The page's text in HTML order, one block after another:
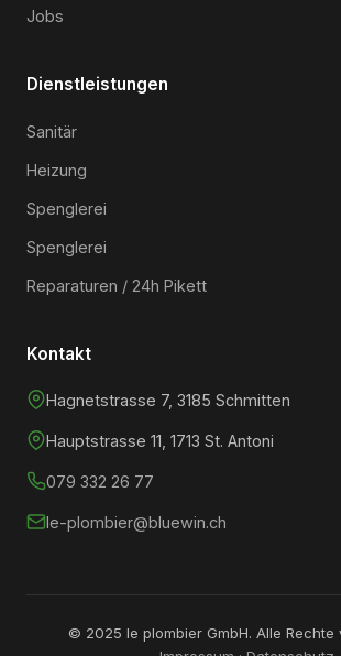
Jobs
Dienstleistungen
Sanitär
Heizung
Spenglerei
Spenglerei
Reparaturen / 24h Pikett
Kontakt
Hagnetstrasse 7, 3185 Schmitten
Hauptstrasse 11, 1713 St. Antoni
079 332 26 77
le-plombier@bluewin.ch
© 2025 le plombier GmbH. Alle Rechte